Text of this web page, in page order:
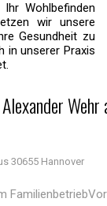
Wohlbefinden
wir unsere
Gesundheit zu
in unserer Praxis
Wehr
30655 Hannover